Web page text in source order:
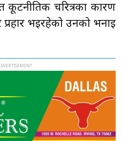
कूटनीतिक चरित्रका कारण
प्रहार भइरहेको उनको भनाइ